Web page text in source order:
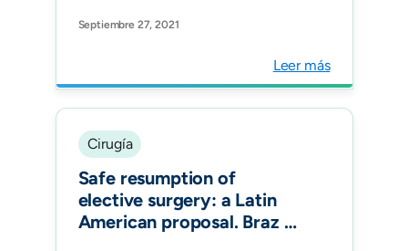
cohort study Br J Surg.
Septiembre 27, 2021
Leer más
Cirugía
Safe resumption of
elective surgery: a Latin
American proposal. Braz J